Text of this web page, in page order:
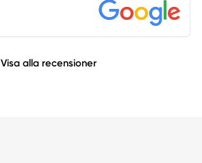
Visa alla recensioner